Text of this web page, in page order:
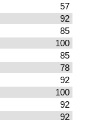
57
92
85
100
85
78
92
100
92
92